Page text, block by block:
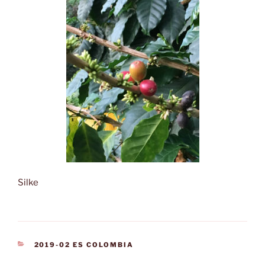
Silke
CATEGORÍAS
2019-02 ES COLOMBIA